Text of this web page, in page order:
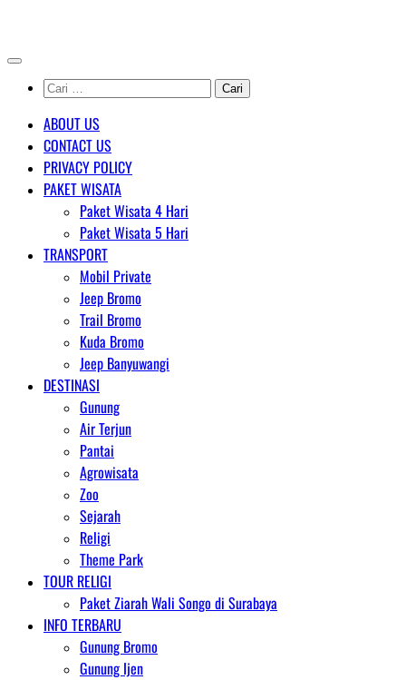
content
Cari
untuk:
ABOUT US
CONTACT US
PRIVACY POLICY
PAKET WISATA
Paket Wisata 4 Hari
Paket Wisata 5 Hari
TRANSPORT
Mobil Private
Jeep Bromo
Trail Bromo
Kuda Bromo
Jeep Banyuwangi
DESTINASI
Gunung
Air Terjun
Pantai
Agrowisata
Zoo
Sejarah
Religi
Theme Park
TOUR RELIGI
Paket Ziarah Wali Songo di Surabaya
INFO TERBARU
Gunung Bromo
Gunung Ijen